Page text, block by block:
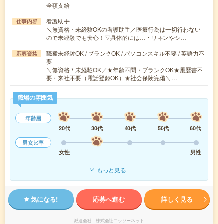
全額支給
仕事内容
看護助手
＼無資格・未経験OKの看護助手／医療行為は一切行わない
ので未経験でも安心！▽具体的には…・リネンやシ…
応募資格
職種未経験OK / ブランクOK / パソコンスキル不要 / 英語力不
要
＼無資格＊未経験OK／★年齢不問・ブランクOK★履歴書不
要・来社不要（電話登録OK）★社会保険完備＼…
職場の雰囲気
年齢層
20代
30代 40代 50代
60代
男女比率
女性
男性
もっと見る
気になる! 応募へ進む 詳しく見る
派遣会社 株式会社ニッソーネット